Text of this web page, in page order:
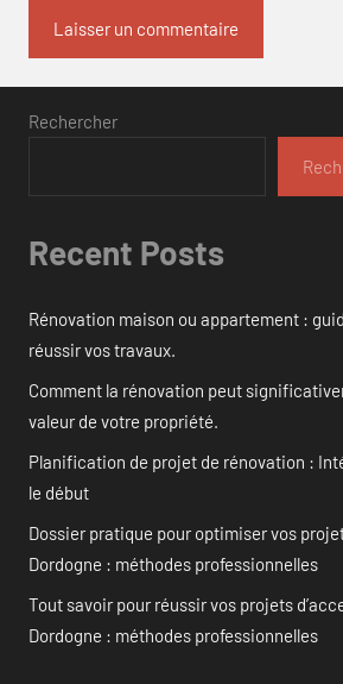
Rechercher
Recent Posts
Rénovation maison ou appartement :
réussir vos travaux.
Comment la rénovation peut
valeur de votre propriété.
Planification de projet de rénovation :
le début
Dossier pratique pour optimiser vos
Dordogne : méthodes professionnelles
Tout savoir pour réussir vos projets
Dordogne : méthodes professionnelles